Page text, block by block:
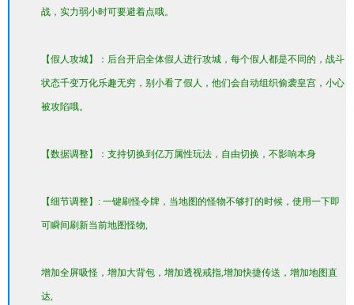
战，实力弱小时可要避着点哦。
【假人攻城】：后台开启全体假人进行攻城，每个假人都是不同的，战斗
状态千变万化乐趣无穷，别小看了假人，他们会自动组织偷袭皇宫，小心
被攻陷哦。
【数据调整】：支持切换到亿万属性玩法，自由切换，不影响本身
【细节调整】: 一键刷怪令牌，当地图的怪物不够打的时候，使用一下即
可瞬间刷新当前地图怪物,
增加全屏吸怪，增加大背包，增加透视戒指,增加快捷传送，增加地图直
达,